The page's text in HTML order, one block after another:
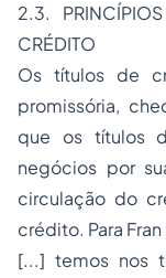
2.3.
CRÉDITO
Os títulos de
promissória,
que os títulos
negócios por
circulação do
crédito. Para Fran
[...] temos nos